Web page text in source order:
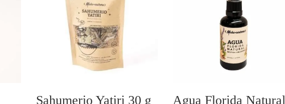
Sahumerio Yatiri 30 g Agua Florida Natural